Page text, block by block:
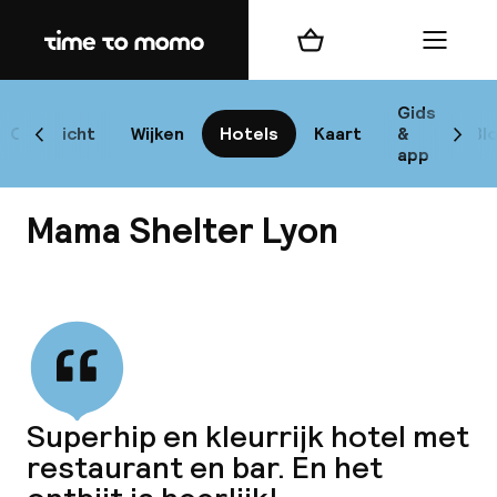
Home
Overzicht Wijken Hotels Kaart
Gids
&
app
Scroll naar links
Winkelmand Menu
Mama Shelter Lyon
Superhip en kleurrijk hotel met
restaurant en bar. En het